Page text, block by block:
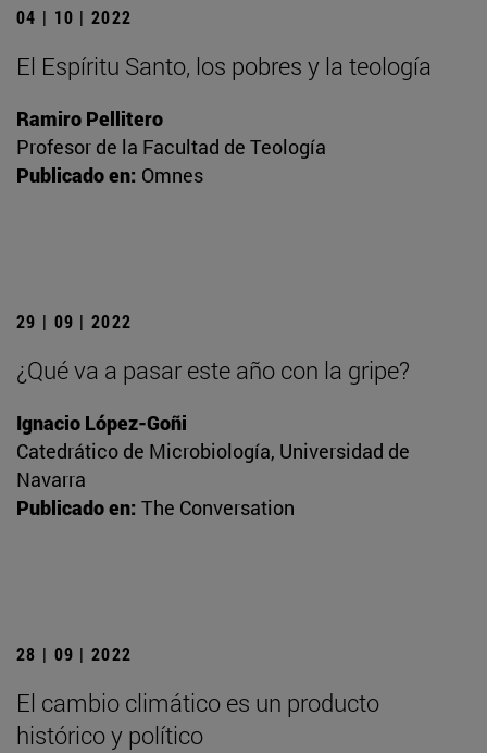
04 | 10 | 2022
El Espíritu Santo, los pobres y la teología
Ramiro Pellitero
Profesor de la Facultad de Teología
Publicado en: Omnes
29 | 09 | 2022
¿Qué va a pasar este año con la gripe?
Ignacio López-Goñi
Catedrático de Microbiología, Universidad de
Navarra
Publicado en: The Conversation
28 | 09 | 2022
El cambio climático es un producto
histórico y político